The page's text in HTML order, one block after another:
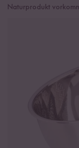
Naturprodukt